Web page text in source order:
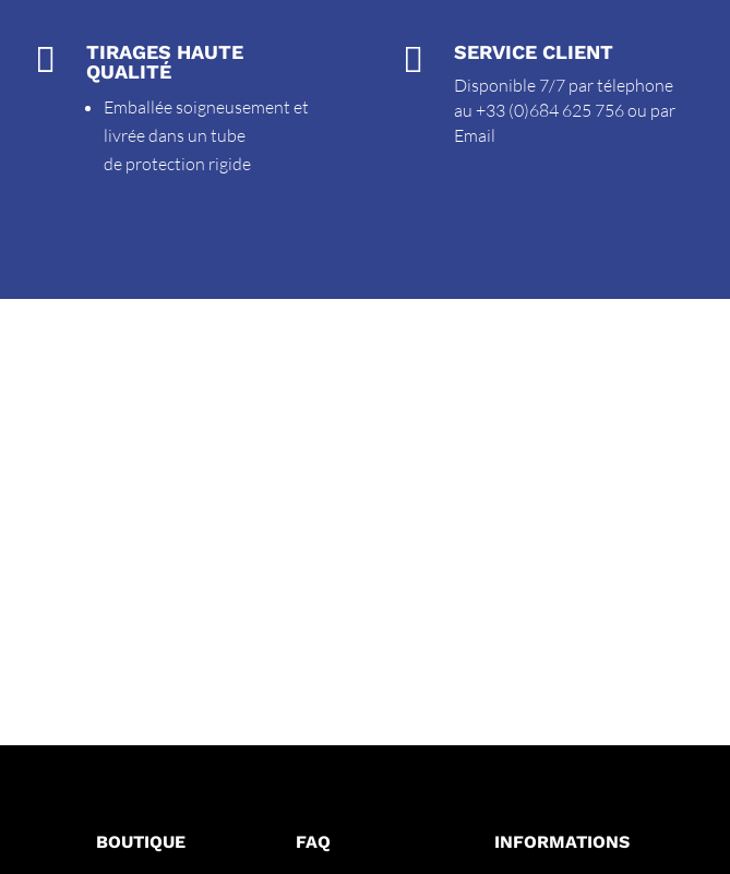

TIRAGES HAUTE
QUALITÉ
Emballée soigneusement et
livrée dans un tube
de protection rigide
 SERVICE CLIENT
Disponible 7/7 par télephone
au +33 (0)684 625 756 ou par
Email
BOUTIQUE FAQ INFORMATIONS